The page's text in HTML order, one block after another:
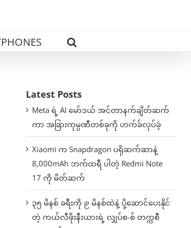
Latest Posts
Meta ရဲ့ AI မော်ဒယ် အင်တာနက်ချိတ်ဆက်
ကာ အခြားကုမ္ပဏီတစ်ခုကို ဟက်ခ်လုပ်ခဲ့
Xiaomi က Snapdragon ပရိုဆက်ဆာနဲ့
8,000mAh ဘက်ထရီ ပါတဲ့ Redmi Note
17 ကို မိတ်ဆက်
၃၅ မိနစ် ခရီးကို ၉ မိနစ်ထဲနဲ့ ပို့ဆောင်ပေးနိုင်
တဲ့ ကယ်လီဖိုးနီးယားရဲ့ လျှပ်စ-စ် တက္ကစီ